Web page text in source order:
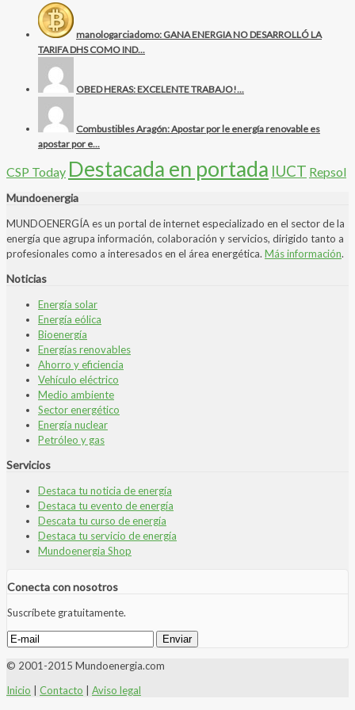
manologarciadomo: GANA ENERGIA NO DESARROLLÓ LA
TARIFA DHS COMO IND...
OBED HERAS: EXCELENTE TRABAJO!...
Combustibles Aragón: Apostar por le energía renovable es
apostar por e...
CSP Today Destacada en portada IUCT Repsol
Mundoenergia
MUNDOENERGÍA es un portal de internet especializado en el sector de la
energía que agrupa información, colaboración y servicios, dirigido tanto a
profesionales como a interesados en el área energética. Más información.
Noticias
Energía solar
Energía eólica
Bioenergía
Energías renovables
Ahorro y eficiencia
Vehículo eléctrico
Medio ambiente
Sector energético
Energía nuclear
Petróleo y gas
Servicios
Destaca tu noticia de energía
Destaca tu evento de energía
Descata tu curso de energía
Destaca tu servicio de energía
Mundoenergia Shop
Conecta con nosotros
Suscríbete gratuitamente.
© 2001-2015 Mundoenergia.com
Inicio
Contacto Aviso legal